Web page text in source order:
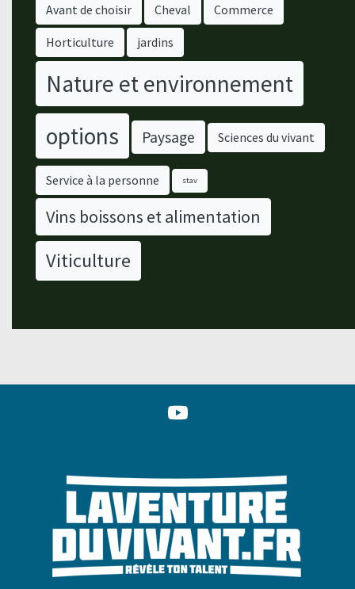
Avant de choisir Cheval Commerce
Horticulture jardins
Nature et environnement
options
Paysage Sciences du vivant
Service à la personne stav
Vins boissons et alimentation
Viticulture